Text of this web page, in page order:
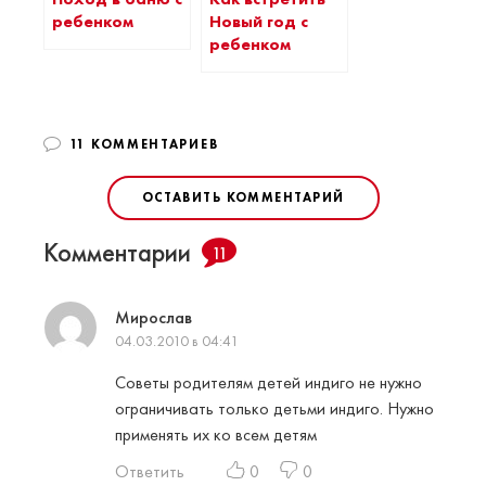
ребенком
Новый год с
ребенком
11 КОММЕНТАРИЕВ
ОСТАВИТЬ КОММЕНТАРИЙ
Комментарии 11
Мирослав
04.03.2010 в 04:41
Советы родителям детей индиго не нужно
ограничивать только детьми индиго. Нужно
применять их ко всем детям
Ответить
0 0